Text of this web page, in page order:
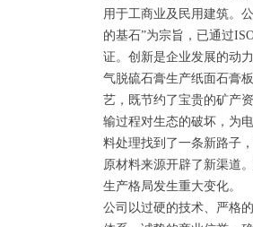
用于工商业及民用建筑。
的基石”为宗旨，已通过
证。创新是企业发展的动
气脱硫石膏生产纸面石膏
艺，既节约了宝贵的矿产
输过程对生态的破坏，为
料处理找到了一条新路子
原材料来源开辟了新渠道
生产格局发生重大变化。
公司以过硬的技术、严格